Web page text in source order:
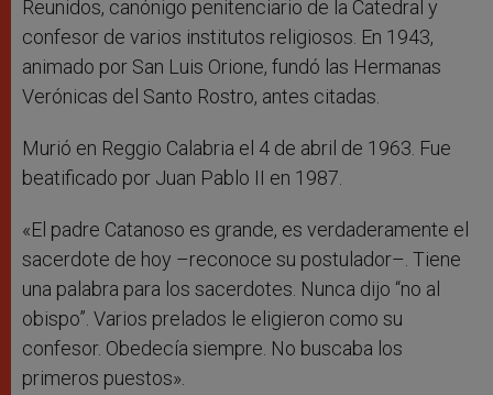
Reunidos, canónigo penitenciario de la Catedral y
confesor de varios institutos religiosos. En 1943,
animado por San Luis Orione, fundó las Hermanas
Verónicas del Santo Rostro, antes citadas.
Murió en Reggio Calabria el 4 de abril de 1963. Fue
beatificado por Juan Pablo II en 1987.
«El padre Catanoso es grande, es verdaderamente el
sacerdote de hoy –reconoce su postulador–. Tiene
una palabra para los sacerdotes. Nunca dijo “no al
obispo”. Varios prelados le eligieron como su
confesor. Obedecía siempre. No buscaba los
primeros puestos».